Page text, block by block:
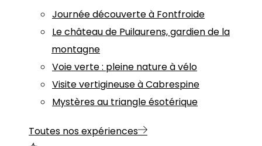
Journée découverte à Fontfroide
Le château de Puilaurens, gardien de la
montagne
Voie verte : pleine nature à vélo
Visite vertigineuse à Cabrespine
Mystères au triangle ésotérique
Toutes nos expériences